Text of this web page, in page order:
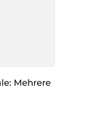
Mehrere